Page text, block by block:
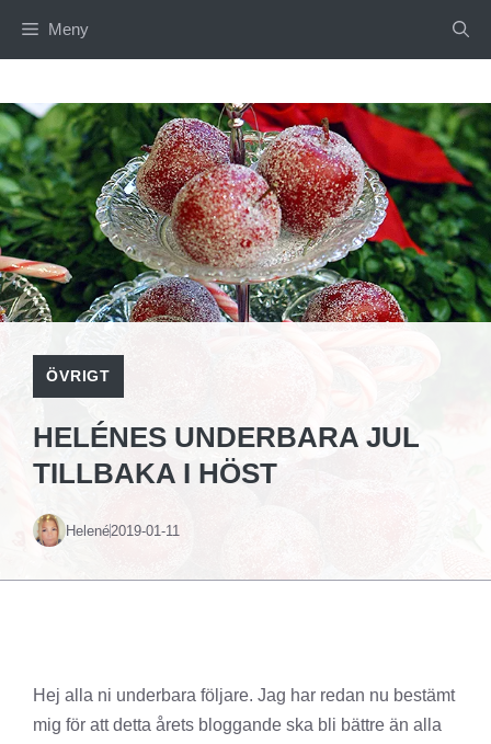
Meny
ÖVRIGT
HELÉNES UNDERBARA JUL
TILLBAKA I HÖST
Helené2019-01-11
Hej alla ni underbara följare. Jag har redan nu bestämt
mig för att detta årets bloggande ska bli bättre än alla